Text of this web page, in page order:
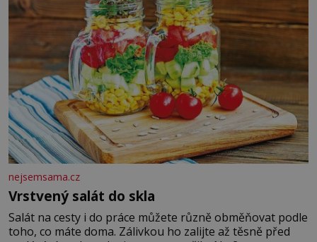
nejsemsama.cz
Vrstvený salát do skla
Salát na cesty i do práce můžete různě obměňovat podle
toho, co máte doma. Zálivkou ho zalijte až těsně před